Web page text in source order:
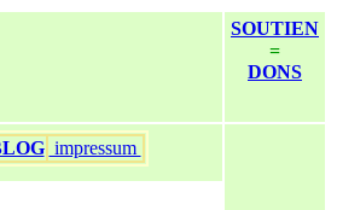
SOUTIEN
=
DONS
impressum